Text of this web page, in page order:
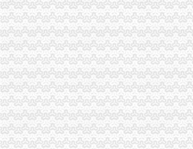
陈文渝副局渝中区代办营业执照长到重庆铠恩
市局发布红盾示信息：渝中区代办公司2006年
江苏省连云港市工商局到大足县工商局学习交流
黔江局与厦门市重庆代办营业执照思明区局结
我市重庆代办营业执照已成立企业信用团体45家
合川局渝中区工商代办三项措施扶持和规范低
永川局开展注册登记“优质服务月”渝中区代办营
大足局渝中区代办营业执照组织60名干部职工
奉节局重庆代办营业执照扎实做好离退休老干部
市重庆代办公司局努力深化腐倡廉宣教育